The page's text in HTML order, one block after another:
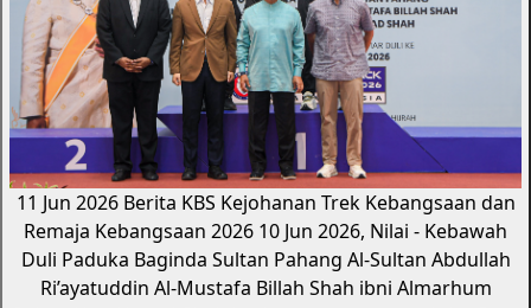
11 Jun 2026 Berita KBS Kejohanan Trek Kebangsaan dan
Remaja Kebangsaan 2026 10 Jun 2026, Nilai - Kebawah
Duli Paduka Baginda Sultan Pahang Al-Sultan Abdullah
Ri’ayatuddin Al-Mustafa Billah Shah ibni Almarhum